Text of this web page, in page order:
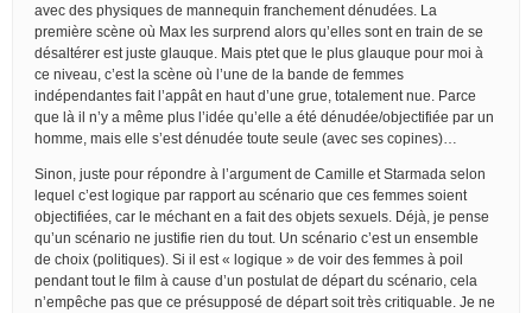
avec des physiques de mannequin franchement dénudées. La
première scène où Max les surprend alors qu’elles sont en train de se
désaltérer est juste glauque. Mais ptet que le plus glauque pour moi à
ce niveau, c’est la scène où l’une de la bande de femmes
indépendantes fait l’appât en haut d’une grue, totalement nue. Parce
que là il n’y a même plus l’idée qu’elle a été dénudée/objectifiée par un
homme, mais elle s’est dénudée toute seule (avec ses copines)…
Sinon, juste pour répondre à l’argument de Camille et Starmada selon
lequel c’est logique par rapport au scénario que ces femmes soient
objectifiées, car le méchant en a fait des objets sexuels. Déjà, je pense
qu’un scénario ne justifie rien du tout. Un scénario c’est un ensemble
de choix (politiques). Si il est « logique » de voir des femmes à poil
pendant tout le film à cause d’un postulat de départ du scénario, cela
n’empêche pas que ce présupposé de départ soit très critiquable. Je ne